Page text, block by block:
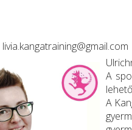
livia.kangatraining@gmail.com
A
A